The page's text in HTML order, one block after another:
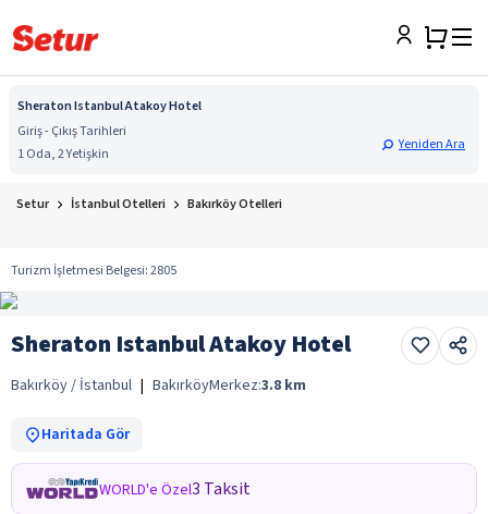
Sheraton Istanbul Atakoy Hotel
Giriş - Çıkış Tarihleri
1 Oda, 2 Yetişkin
Yeniden Ara
Setur İstanbul Otelleri Bakırköy Otelleri
Turizm İşletmesi Belgesi:2805
Sheraton Istanbul Atakoy Hotel
Bakırköy / İstanbul | BakırköyMerkez:3.8 km
Haritada Gör
WORLD'e Özel3 Taksit